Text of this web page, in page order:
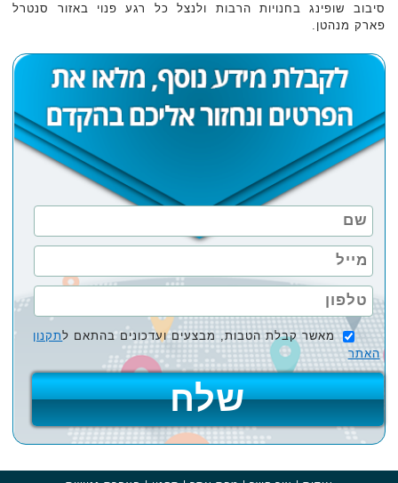
סיבוב שופינג בחנויות הרבות ולנצל כל רגע פנוי באזור סנטרל
פארק מנהטן.
מאשר קבלת הטבות, מבצעים ועדכונים בהתאם לתקנון
האתר